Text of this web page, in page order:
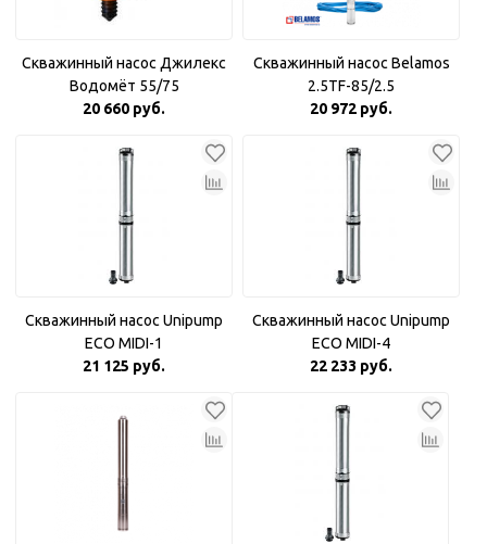
Скважинный насос Джилекс
Водомёт 55/75
20 660 руб.
Скважинный насос Belamos
2.5TF-85/2.5
20 972 руб.
Скважинный насос Unipump
ECO MIDI-1
21 125 руб.
Скважинный насос Unipump
ECO MIDI-4
22 233 руб.